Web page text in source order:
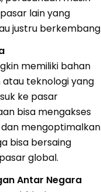
lain yang
justru
memiliki bahan
teknologi yang
ke pasar
bisa mengakses
mengoptimalkan
bisa bersaing
global.
Antar Negara